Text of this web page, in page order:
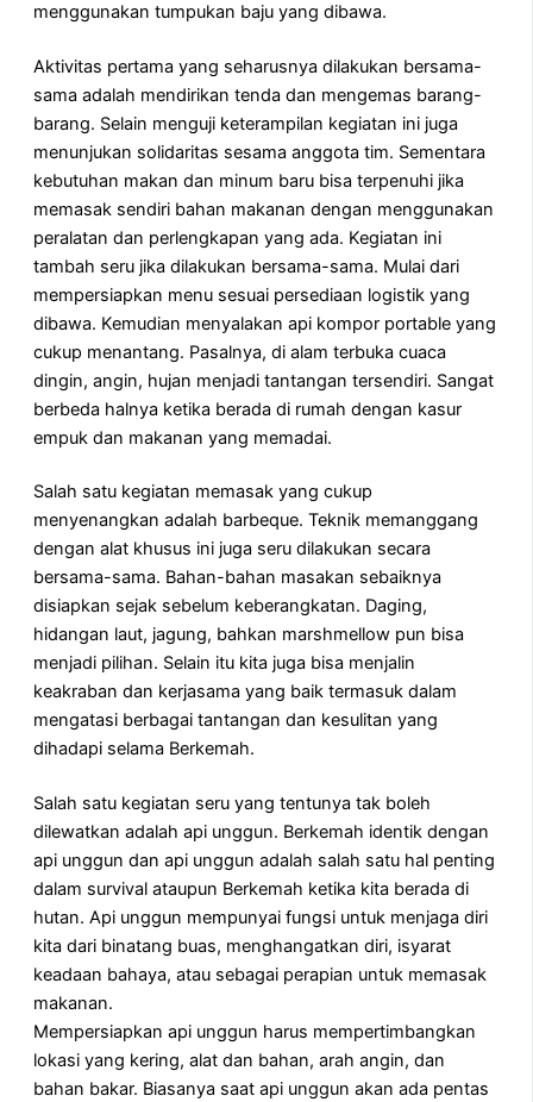
menggunakan tumpukan baju yang dibawa.
Aktivitas pertama yang seharusnya dilakukan bersama-
sama adalah mendirikan tenda dan mengemas barang-
barang. Selain menguji keterampilan kegiatan ini juga
menunjukan solidaritas sesama anggota tim. Sementara
kebutuhan makan dan minum baru bisa terpenuhi jika
memasak sendiri bahan makanan dengan menggunakan
peralatan dan perlengkapan yang ada. Kegiatan ini
tambah seru jika dilakukan bersama-sama. Mulai dari
mempersiapkan menu sesuai persediaan logistik yang
dibawa. Kemudian menyalakan api kompor portable yang
cukup menantang. Pasalnya, di alam terbuka cuaca
dingin, angin, hujan menjadi tantangan tersendiri. Sangat
berbeda halnya ketika berada di rumah dengan kasur
empuk dan makanan yang memadai.
Salah satu kegiatan memasak yang cukup
menyenangkan adalah barbeque. Teknik memanggang
dengan alat khusus ini juga seru dilakukan secara
bersama-sama. Bahan-bahan masakan sebaiknya
disiapkan sejak sebelum keberangkatan. Daging,
hidangan laut, jagung, bahkan marshmellow pun bisa
menjadi pilihan. Selain itu kita juga bisa menjalin
keakraban dan kerjasama yang baik termasuk dalam
mengatasi berbagai tantangan dan kesulitan yang
dihadapi selama Berkemah.
Salah satu kegiatan seru yang tentunya tak boleh
dilewatkan adalah api unggun. Berkemah identik dengan
api unggun dan api unggun adalah salah satu hal penting
dalam survival ataupun Berkemah ketika kita berada di
hutan. Api unggun mempunyai fungsi untuk menjaga diri
kita dari binatang buas, menghangatkan diri, isyarat
keadaan bahaya, atau sebagai perapian untuk memasak
makanan.
Mempersiapkan api unggun harus mempertimbangkan
lokasi yang kering, alat dan bahan, arah angin, dan
bahan bakar. Biasanya saat api unggun akan ada pentas